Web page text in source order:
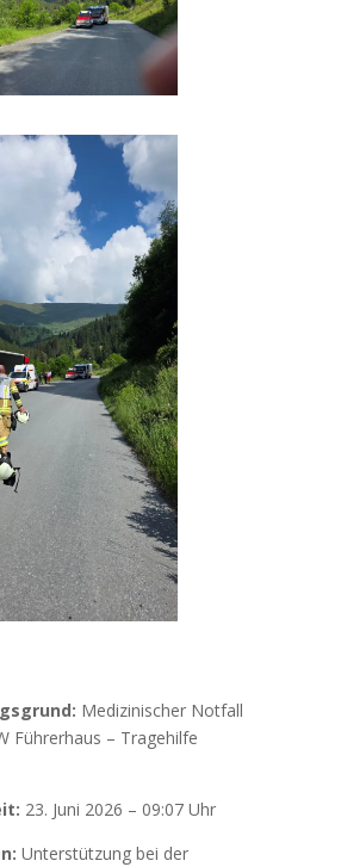
Medizinischer Notfall
Führerhaus – Tragehilfe
23. Juni 2026 – 09:07 Uhr
Unterstützung bei der